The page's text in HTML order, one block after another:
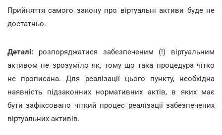
Прийняття самого закону про віртуальні активи буде не
достатньо.
Деталі: розпоряджатися забезпеченим (!) віртуальним
активом не зрозуміло як, тому що така процедура чітко
не прописана. Для реалізації цього пункту, необхідна
наявність підзаконних нормативних актів, в яких має
бути зафіксовано чіткий процес реалізації забезпечених
віртуальних активів.